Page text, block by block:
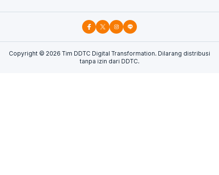
Copyright © 2026 Tim DDTC Digital Transformation. Dilarang distribusi
tanpa izin dari DDTC.